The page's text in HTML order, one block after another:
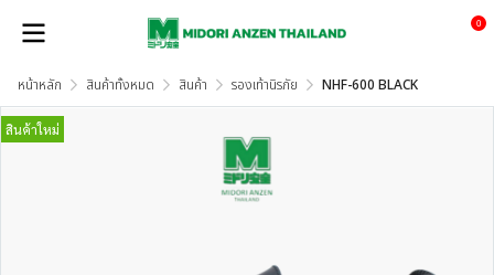
0
หน้าหลัก สินค้าทั้งหมด สินค้า รองเท้านิรภัย NHF-600 BLACK
สินค้าใหม่